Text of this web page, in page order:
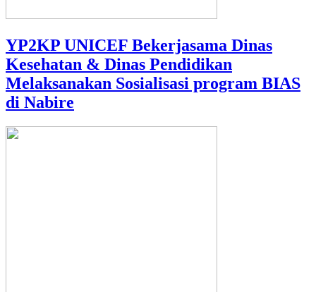
YP2KP UNICEF Bekerjasama Dinas
Kesehatan & Dinas Pendidikan
Melaksanakan Sosialisasi program BIAS
di Nabire